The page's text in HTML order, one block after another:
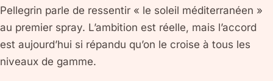
Pellegrin parle de ressentir « le soleil méditerranéen »
au premier spray. L’ambition est réelle, mais l’accord
est aujourd’hui si répandu qu’on le croise à tous les
niveaux de gamme.